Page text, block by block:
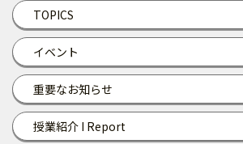
TOPICS
イベント
重要なお知らせ
授業紹介 I Report